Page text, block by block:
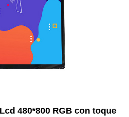
480*800 RGB con toque